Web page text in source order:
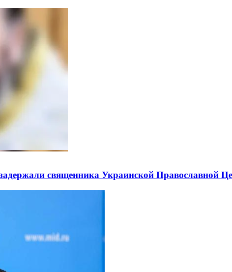
священника Украинской Православной